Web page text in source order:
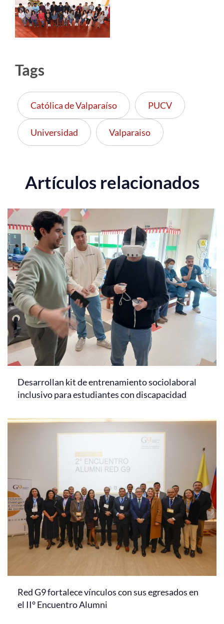
Tags
Católica de Valparaíso PUCV
Universidad Valparaiso
Artículos relacionados
Desarrollan kit de entrenamiento sociolaboral
inclusivo para estudiantes con discapacidad
Red G9 fortalece vínculos con sus egresados en
el II° Encuentro Alumni